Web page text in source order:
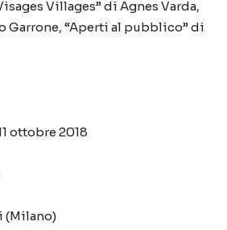
Villages” di Agnes Varda,
Garrone, “Aperti al pubblico” di
ottobre 2018
(Milano)